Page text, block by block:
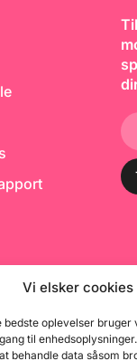
Vi elsker
bedste oplevelser
til
behandle data såsom